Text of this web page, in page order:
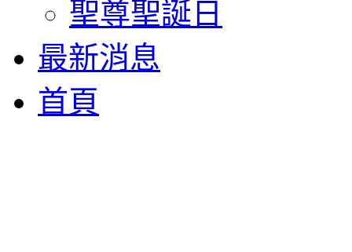
聖尊聖誕日
最新消息
首頁